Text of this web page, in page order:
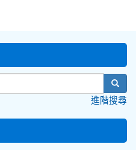
進階搜尋